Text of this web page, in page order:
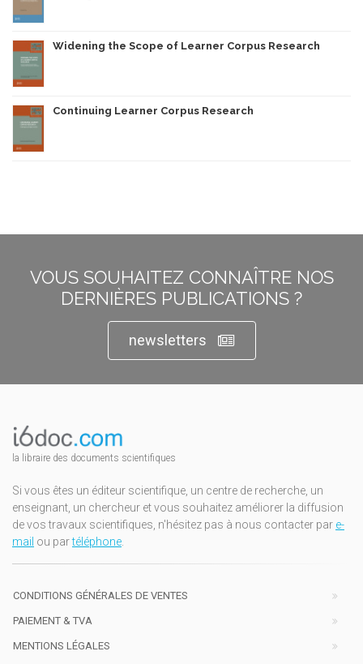
Widening the Scope of Learner Corpus Research
Continuing Learner Corpus Research
VOUS SOUHAITEZ CONNAÎTRE NOS
DERNIÈRES PUBLICATIONS ?
newsletters
la libraire des documents scientifiques
Si vous êtes un éditeur scientifique, un centre de recherche, un
enseignant, un chercheur et vous souhaitez améliorer la diffusion
de vos travaux scientifiques, n'hésitez pas à nous contacter par e-
mail ou partéléphone.
CONDITIONS GÉNÉRALES DE VENTES
PAIEMENT & TVA
MENTIONS LÉGALES